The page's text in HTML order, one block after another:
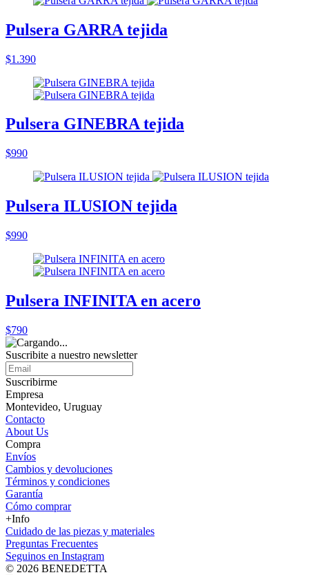
Pulsera GARRA tejida
$1.390
Pulsera GINEBRA tejida
$990
Pulsera ILUSION tejida
$990
Pulsera INFINITA en acero
$790
Suscribite a nuestro newsletter
Suscribirme
Empresa
Montevideo, Uruguay
Contacto
About Us
Compra
Envíos
Cambios y devoluciones
Términos y condiciones
Garantía
Cómo comprar
+Info
Cuidado de las piezas y materiales
Preguntas Frecuentes
Seguinos en Instagram
© 2026 BENEDETTA